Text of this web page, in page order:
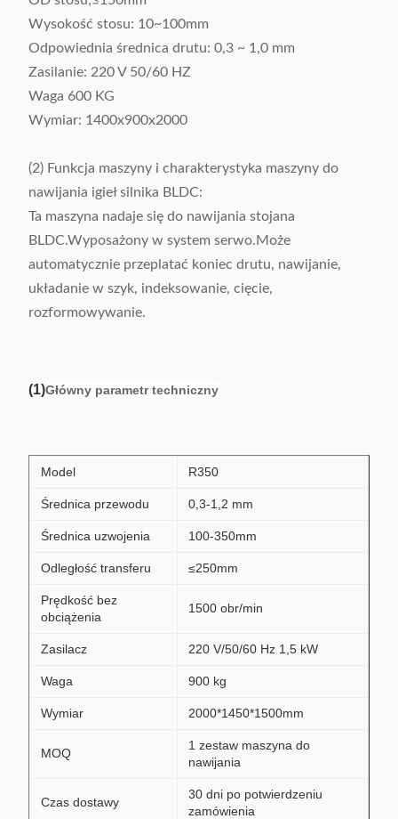
Wysokość stosu: 10~100mm
Odpowiednia średnica drutu: 0,3 ~ 1,0 mm
Zasilanie: 220 V 50/60 HZ
Waga 600 KG
Wymiar: 1400x900x2000
(2) Funkcja maszyny i charakterystyka maszyny do
nawijania igieł silnika BLDC:
Ta maszyna nadaje się do nawijania stojana
BLDC.Wyposażony w system serwo.Może
automatycznie przeplatać koniec drutu, nawijanie,
układanie w szyk, indeksowanie, cięcie,
rozformowywanie.
(1)Główny parametr techniczny
Model R350
Średnica przewodu 0,3-1,2 mm
Średnica uzwojenia 100-350mm
Odległość transferu ≤250mm
Prędkość bez
obciążenia
1500 obr/min
Zasilacz 220 V/50/60 Hz 1,5 kW
Waga 900 kg
Wymiar 2000*1450*1500mm
MOQ
1 zestaw maszyna do
nawijania
Czas dostawy
30 dni po potwierdzeniu
zamówienia